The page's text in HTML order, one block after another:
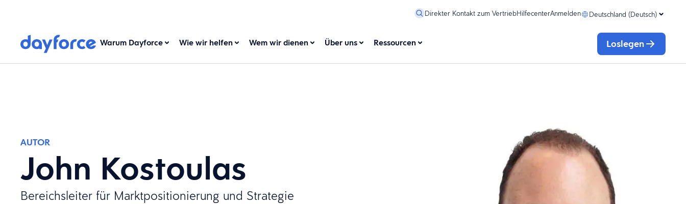
Direkter Kontakt zum VertriebHilfecenterAnmelden Deutschland (Deutsch)
Warum Dayforce Wie wir helfen Wem wir dienen Über uns Ressourcen Loslegen
AUTOR
John Kostoulas
Bereichsleiter für Marktpositionierung und Strategie